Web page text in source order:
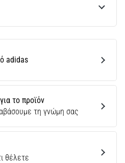
το προϊόν
τη γνώμη σας
θέλετε
adidas